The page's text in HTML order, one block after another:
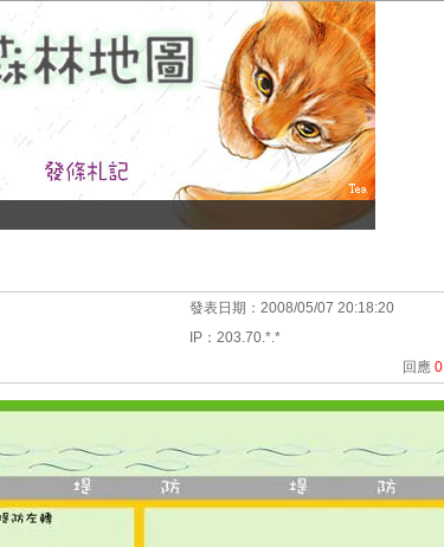
發表日期： 2008/05/07 20:18:20
IP： 203.70.*.*
回應 0